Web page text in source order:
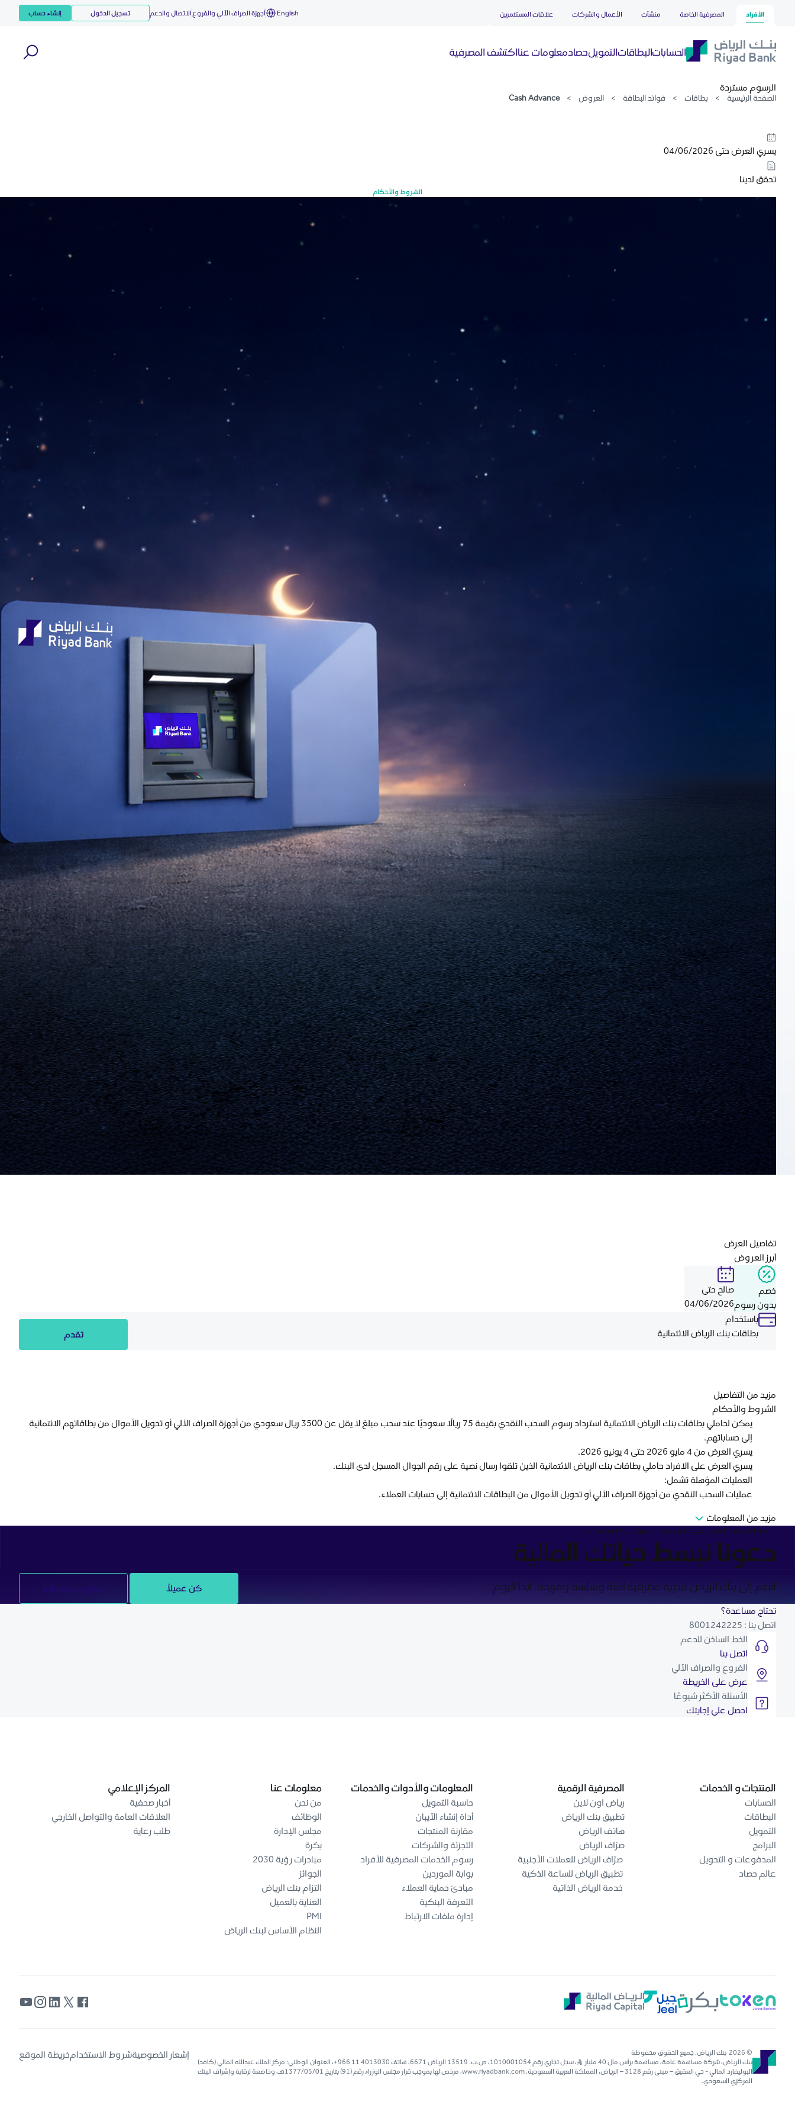
تخطي إلى المحتوى الرئيسي
Cash Advance
الأفراد المصرفية الخاصة منشآت الأعمال والشركات علاقات المستثمرين English أجهزة الصراف الآلي والفروع الاتصال والدعم تسجيل الدخول إنشاء حساب
الحساباتالبطاقاتالتمويلحصادمعلومات عنااكتشف المصرفية
الصفحة الرئيسية > بطاقات > فوائد البطاقة > العروض >
Cash Advance
الرسوم مستردة
يسري العرض حتى 04/06/2026
تحقق لدينا
الشروط والأحكام
تفاصيل العرض
أبرز العروض
خصم
بدون رسوم
صالح حتى
04/06/2026
باستخدام
بطاقات بنك الرياض الائتمانية
تقدم
مزيد من التفاصيل
الشروط والأحكام
يمكن لحاملي بطاقات بنك الرياض الائتمانية استرداد رسوم السحب النقدي بقيمة ٧٥ ريالًا سعوديًا عند سحب مبلغ لا يقل عن ٣٥٠٠ ريال سعودي من أجهزة الصراف الآلي أو تحويل الأموال من بطاقاتهم الائتمانية
إلى حساباتهم.
يسري العرض من 4 مايو ٢٠٢٦ حتى 4 يونيو ٢٠٢٦.
يسري العرض على الافراد حاملي بطاقات بنك الرياض الائتمانية الذين تلقوا رسال نصية على رقم الجوال المسجل لدى البنك.
العمليات المؤهلة تشمل:
عمليات السحب النقدي من أجهزة الصراف الآلي أو تحويل الأموال من البطاقات الائتمانية إلى حسابات العملاء.
مزيد من المعلومات
المعاملات المصرفية أصبحت أسهل بالنسبة لك
دعونا نبسط حياتك المالية
انضم إلى بنك الرياض لتجربة مصرفية آمنة وسلسة ومريحة. ابدأ اليوم. كن عميلاً
تحقق من خدماتنا
تحتاج مساعدة؟
اتصل بنا : 8001242225
الخط الساخن للدعم
اتصل بنا
الفروع والصراف الآلي
عرض على الخريطة
الأسئلة الأكثر شيوعًا
احصل على إجابتك
المنتجات و الخدمات
الحسابات
البطاقات
التمويل
البرامج
المدفوعات و التحويل
عالم حصاد
المصرفية الرقمية
رياض اون لاين
تطبيق بنك الرياض
هاتف الرياض
صرّاف الرياض
صرّاف الرياض للعملات الأجنبية
تطبيق الرياض للساعة الذكية
خدمة الرياض الذاتية
المعلومات والأدوات والخدمات
حاسبة التمويل
أداة إنشاء الآيبان
مقارنة المنتجات
التجزئة والشركات
رسوم الخدمات المصرفية للأفراد
بوابة الموردين
مبادئ حماية العملاء
التعرفة البنكية
إدارة ملفات الارتباط
معلومات عنا
من نحن
الوظائف
مجلس الإدارة
بكرة
مبادرات رؤية 2030
الجوائز
التزام بنك الرياض
العناية بالعميل
PMI
النظام الأساس لبنك الرياض
المركز الإعلامي
أخبار صحفية
العلاقات العامة والتواصل الخارجي
طلب رعاية
© 2026 بنك الرياض. جميع الحقوق محفوظة
بنك الرياض، شركة مساهمة عامة، مساهمة برأس مال 40 مليار ر..س، سجل تجاري رقم 1010001054، ص.ب. 13519 الرياض 6671، هاتف 4013030 11 966+، العنوان الوطني: مركز الملك عبدالله المالي (كافد)
البوليفارد المالي - حي العقيق – مبنى رقم ٣١٢٨ – الرياض، المملكة العربية السعودية. www.riyadbank.com، مرخص لها بموجب قرار مجلس الوزراء رقم (91) بتاريخ 1377/05/01هـ، وخاضعة لرقابة وإشراف البنك
المركزي السعودي.
إشعار الخصوصيةشروط الاستخدامخريطة الموقع